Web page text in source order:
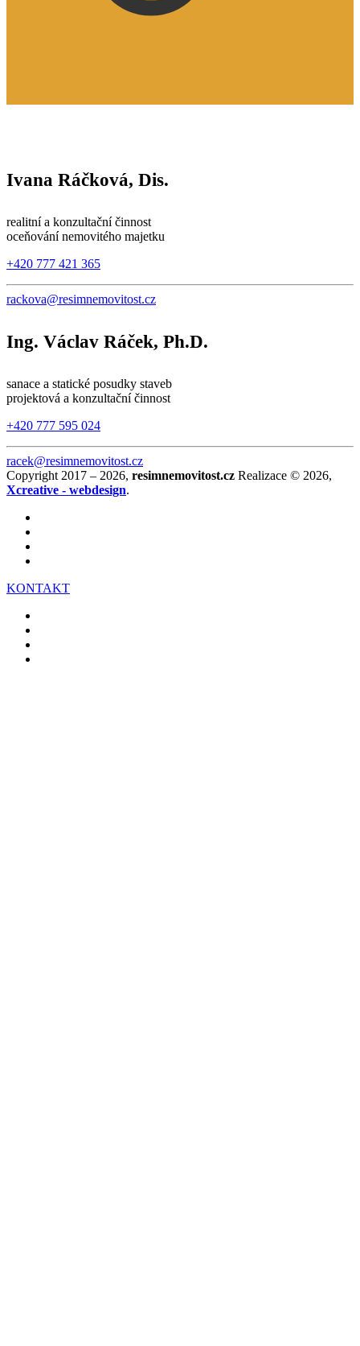
Ivana Ráčková, Dis.
realitní a konzultační činnost
oceňování nemovitého majetku
+420 777 421 365
rackova@resimnemovitost.cz
Ing. Václav Ráček, Ph.D.
sanace a statické posudky staveb
projektová a konzultační činnost
+420 777 595 024
racek@resimnemovitost.cz
Copyright 2017 – 2026, resimnemovitost.cz Realizace © 2026,
Xcreative - webdesign.
KONTAKT